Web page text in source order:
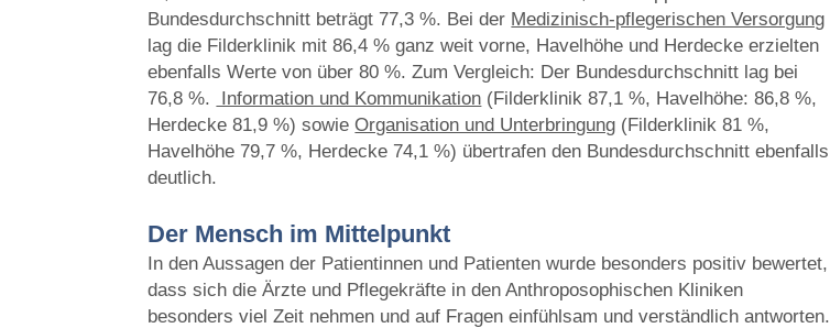
Bundesdurchschnitt beträgt 77,3 %. Bei der Medizinisch-pflegerischen Versorgung
lag die Filderklinik mit 86,4 % ganz weit vorne, Havelhöhe und Herdecke erzielten
ebenfalls Werte von über 80 %. Zum Vergleich: Der Bundesdurchschnitt lag bei
76,8 %.
Information und Kommunikation (Filderklinik 87,1 %, Havelhöhe: 86,8 %,
Herdecke 81,9 %) sowieOrganisation und Unterbringung (Filderklinik 81 %,
Havelhöhe 79,7 %, Herdecke 74,1 %) übertrafen den Bundesdurchschnitt ebenfalls
deutlich.
Der Mensch im Mittelpunkt
In den Aussagen der Patientinnen und Patienten wurde besonders positiv bewertet,
dass sich die Ärzte und Pflegekräfte in den Anthroposophischen Kliniken
besonders viel Zeit nehmen und auf Fragen einfühlsam und verständlich antworten.